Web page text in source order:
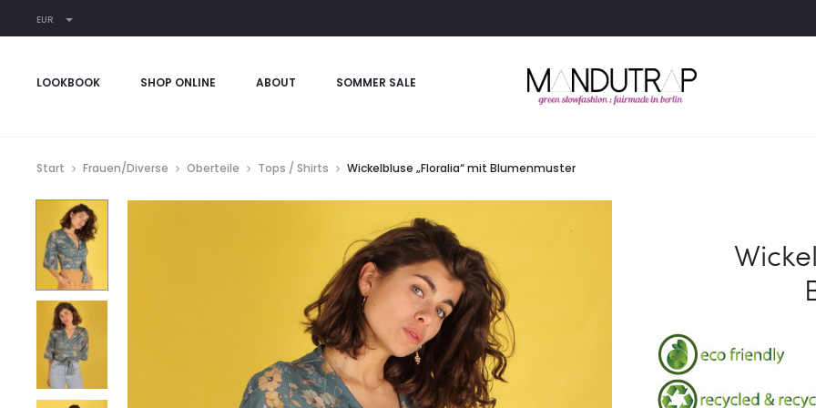
EUR
LOOKBOOK SHOP ONLINE ABOUT SOMMER SALE
Start Frauen/Diverse Oberteile Tops / Shirts Wickelbluse „Floralia“ mit Blumenmuster